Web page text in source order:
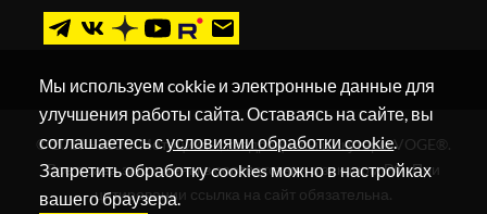
© 2019 - 2026. Мотоциклы, квадроциклы и скутеры VOGE®.
Все права защищены в соответствии с законом РФ. При
цитировании ссылка на сайт обязательна.
Мы используем cokkie и электронные данные для
улучшения работы сайта. Оставаясь на сайте, вы
соглашаетесь сусловиями обработки cookie.
Запретить обработку cookies можно в настройках
вашего браузера.